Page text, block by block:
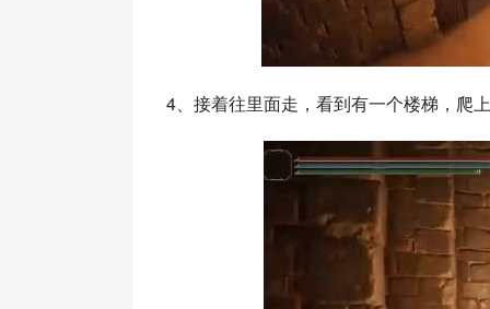
4、接着往里面走，看到有一个楼梯，爬